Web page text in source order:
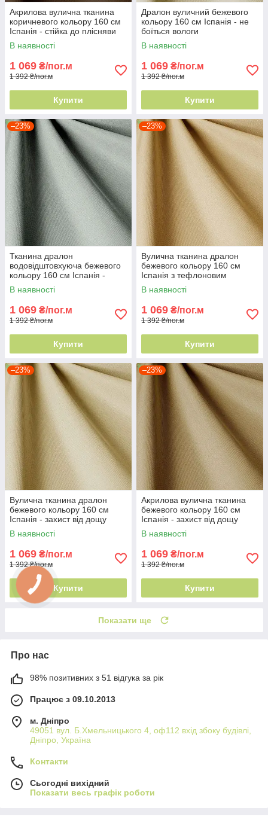
Акрилова вулична тканина
коричневого кольору 160 см
Іспанія - стійка до плісняви
В наявності
1 069 ₴/пог.м
1 392 ₴/пог.м
Купити
Дралон вуличний бежевого
кольору 160 см Іспанія - не
боїться вологи
В наявності
1 069 ₴/пог.м
1 392 ₴/пог.м
Купити
–23%
Тканина дралон
водовідштовхуюча бежевого
кольору 160 см Іспанія -
стійка до плісняви 83404v33
В наявності
1 069 ₴/пог.м
1 392 ₴/пог.м
Купити
–23%
Вулична тканина дралон
бежевого кольору 160 см
Іспанія з тефлоновим
просоченням
В наявності
1 069 ₴/пог.м
1 392 ₴/пог.м
Купити
–23%
Вулична тканина дралон
бежевого кольору 160 см
Іспанія - захист від дощу
В наявності
1 069 ₴/пог.м
1 392 ₴/пог.м
Купити
–23%
Акрилова вулична тканина
бежевого кольору 160 см
Іспанія - захист від дощу
В наявності
1 069 ₴/пог.м
1 392 ₴/пог.м
Купити
Показати ще
Про нас
98% позитивних з 51 відгука за рік
Працює з 09.10.2013
м. Дніпро
49051 вул. Б.Хмельницького 4, оф112 вхід збоку будівлі,
Дніпро, Україна
Контакти
Сьогодні вихідний
Показати весь графік роботи